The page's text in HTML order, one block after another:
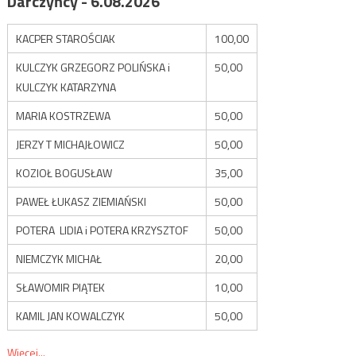
KACPER STAROŚCIAK
100,00
KULCZYK GRZEGORZ POLIŃSKA i
KULCZYK KATARZYNA
50,00
MARIA KOSTRZEWA
50,00
JERZY T MICHAJŁOWICZ
50,00
KOZIOŁ BOGUSŁAW
35,00
PAWEŁ ŁUKASZ ZIEMIAŃSKI
50,00
POTERA LIDIA i POTERA KRZYSZTOF
50,00
NIEMCZYK MICHAŁ
20,00
SŁAWOMIR PIĄTEK
10,00
KAMIL JAN KOWALCZYK
50,00
Więcej...